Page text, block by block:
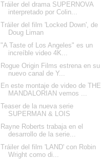
Tráiler del drama SUPERNOVA
interpretado por Colin...
Tráiler del film 'Locked Down', de
Doug Liman
"A Taste of Los Angeles" es un
increíble video 4K...
Rogue Origin Films estrena en su
nuevo canal de Y...
En este montaje de video de THE
MANDALORIAN vemos ...
Teaser de la nueva serie
SUPERMAN & LOIS
Rayne Roberts trabaja en el
desarrollo de la serie...
Tráiler del film 'LAND' con Robin
Wright como di...